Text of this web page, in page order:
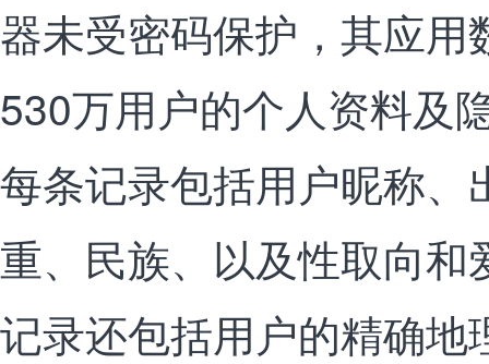
器未受密码保护，其应用
530万用户的个人资料及
每条记录包括用户昵称、
重、民族、以及性取向
记录还包括用户的精确地